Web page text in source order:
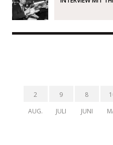
2
AUG.
9
JULI
8
JUNI